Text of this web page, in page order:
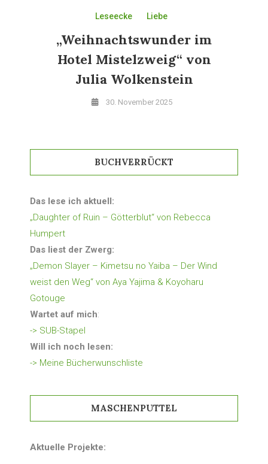
Leseecke Liebe
„Weihnachtswunder im
Hotel Mistelzweig“ von
Julia Wolkenstein
30. November 2025
BUCHVERRÜCKT
Das lese ich aktuell:
„Daughter of Ruin – Götterblut“ von Rebecca
Humpert
Das liest der Zwerg:
„Demon Slayer – Kimetsu no Yaiba – Der Wind
weist den Weg“ von Aya Yajima & Koyoharu
Gotouge
Wartet auf mich:
-> SUB-Stapel
Will ich noch lesen:
-> Meine Bücherwunschliste
MASCHENPUTTEL
Aktuelle Projekte: